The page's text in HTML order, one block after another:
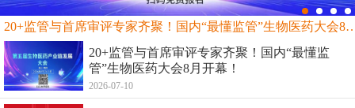
20+监管与首席审评专家齐聚！国内“最
20+监管与首席审评专家齐聚！国内“最懂监
管”生物医药大会8月开幕！
2026-07-10